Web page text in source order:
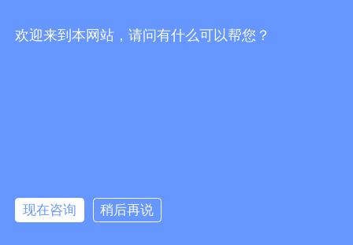
关注我们
微信公众号 客服微信
欢迎来到本网站，请问有什么可以帮您？
现在咨询 稍后再说